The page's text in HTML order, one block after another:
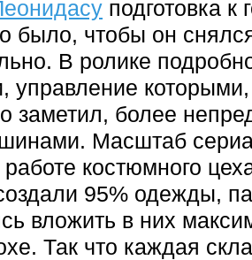
подготовка к
было, чтобы он
В ролике
управление которыми,
заметил, более
Масштаб
костюмного
95% одежды,
вложить в них
Так что каждая